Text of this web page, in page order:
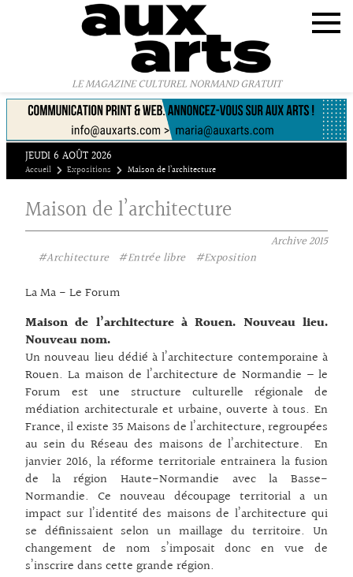
LE MAGAZINE CULTUREL NORMAND GRATUIT
JEUDI 6 AOÛT 2026
Accueil Expositions Maison de l’architecture
Maison de l’architecture
Archive2015
#Architecture
#Entrée libre #Exposition
La Ma - Le Forum
Maison de l’architecture à Rouen. Nouveau lieu.
Nouveau nom.
Un nouveau lieu dédié à l’architecture contemporaine à
Rouen. La maison de l’architecture de Normandie – le
Forum est une structure culturelle régionale de
médiation architecturale et urbaine, ouverte à tous. En
France, il existe 35 Maisons de l’architecture, regroupées
au sein du Réseau des maisons de l’architecture. En
janvier 2016, la réforme territoriale entrainera la fusion
de la région Haute-Normandie avec la Basse-
Normandie. Ce nouveau découpage territorial a un
impact sur l’identité des maisons de l’architecture qui
se définissaient selon un maillage du territoire. Un
changement de nom s’imposait donc en vue de
s’inscrire dans cette grande région.
Panneau de gestion des cookies